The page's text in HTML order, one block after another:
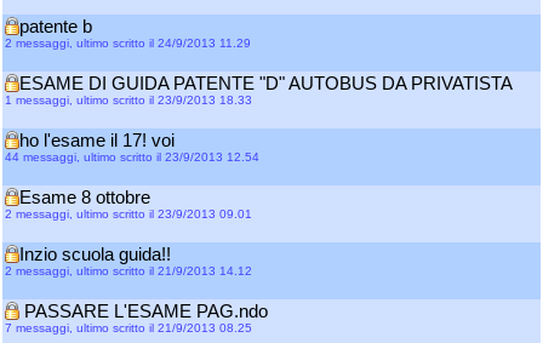
patente b
2 messaggi, ultimo scritto il 24/9/2013 11.29
ESAME DI GUIDA PATENTE "D" AUTOBUS DA PRIVATISTA
1 messaggi, ultimo scritto il 23/9/2013 18.33
ho l'esame il 17! voi
44 messaggi, ultimo scritto il 23/9/2013 12.54
Esame 8 ottobre
2 messaggi, ultimo scritto il 23/9/2013 09.01
Inzio scuola guida!!
2 messaggi, ultimo scritto il 21/9/2013 14.12
PASSARE L'ESAME PAG.ndo
7 messaggi, ultimo scritto il 21/9/2013 08.25